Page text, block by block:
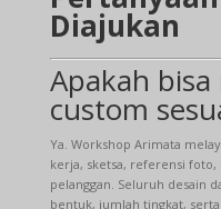
Diajukan
Apakah
custom
Ya. Workshop Arimata
kerja, sketsa, referensi foto,
pelanggan. Seluruh desain
bentuk, jumlah tingkat,